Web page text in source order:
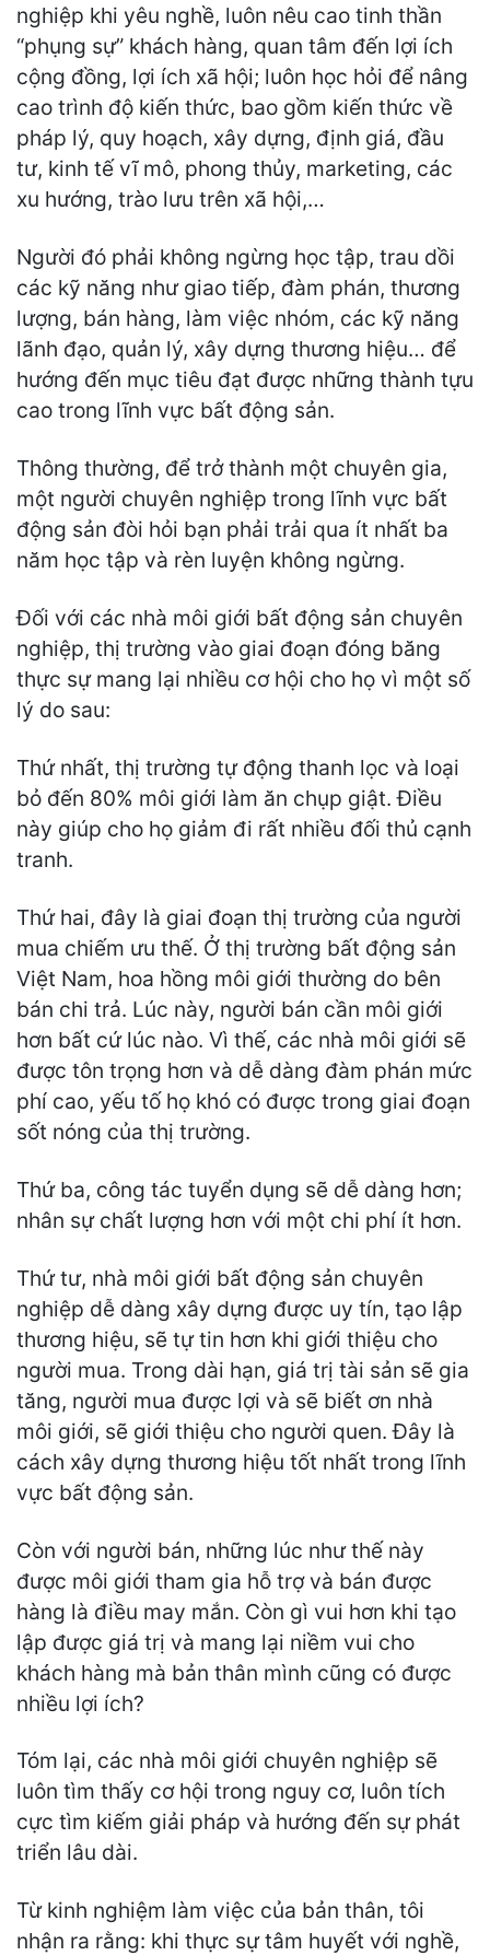
nghiệp khi yêu nghề, luôn nêu cao tinh thần
“phụng sự” khách hàng, quan tâm đến lợi ích
cộng đồng, lợi ích xã hội; luôn học hỏi để nâng
cao trình độ kiến thức, bao gồm kiến thức về
pháp lý, quy hoạch, xây dựng, định giá, đầu
tư, kinh tế vĩ mô, phong thủy, marketing, các
xu hướng, trào lưu trên xã hội,…
Người đó phải không ngừng học tập, trau dồi
các kỹ năng như giao tiếp, đàm phán, thương
lượng, bán hàng, làm việc nhóm, các kỹ năng
lãnh đạo, quản lý, xây dựng thương hiệu… để
hướng đến mục tiêu đạt được những thành tựu
cao trong lĩnh vực bất động sản.
Thông thường, để trở thành một chuyên gia,
một người chuyên nghiệp trong lĩnh vực bất
động sản đòi hỏi bạn phải trải qua ít nhất ba
năm học tập và rèn luyện không ngừng.
Đối với các nhà môi giới bất động sản chuyên
nghiệp, thị trường vào giai đoạn đóng băng
thực sự mang lại nhiều cơ hội cho họ vì một số
lý do sau:
Thứ nhất, thị trường tự động thanh lọc và loại
bỏ đến 80% môi giới làm ăn chụp giật. Điều
này giúp cho họ giảm đi rất nhiều đối thủ cạnh
tranh.
Thứ hai, đây là giai đoạn thị trường của người
mua chiếm ưu thế. Ở thị trường bất động sản
Việt Nam, hoa hồng môi giới thường do bên
bán chi trả. Lúc này, người bán cần môi giới
hơn bất cứ lúc nào. Vì thế, các nhà môi giới sẽ
được tôn trọng hơn và dễ dàng đàm phán mức
phí cao, yếu tố họ khó có được trong giai đoạn
sốt nóng của thị trường.
Thứ ba, công tác tuyển dụng sẽ dễ dàng hơn;
nhân sự chất lượng hơn với một chi phí ít hơn.
Thứ tư, nhà môi giới bất động sản chuyên
nghiệp dễ dàng xây dựng được uy tín, tạo lập
thương hiệu, sẽ tự tin hơn khi giới thiệu cho
người mua. Trong dài hạn, giá trị tài sản sẽ gia
tăng, người mua được lợi và sẽ biết ơn nhà
môi giới, sẽ giới thiệu cho người quen. Đây là
cách xây dựng thương hiệu tốt nhất trong lĩnh
vực bất động sản.
Còn với người bán, những lúc như thế này
được môi giới tham gia hỗ trợ và bán được
hàng là điều may mắn. Còn gì vui hơn khi tạo
lập được giá trị và mang lại niềm vui cho
khách hàng mà bản thân mình cũng có được
nhiều lợi ích?
Tóm lại, các nhà môi giới chuyên nghiệp sẽ
luôn tìm thấy cơ hội trong nguy cơ, luôn tích
cực tìm kiếm giải pháp và hướng đến sự phát
triển lâu dài.
Từ kinh nghiệm làm việc của bản thân, tôi
nhận ra rằng: khi thực sự tâm huyết với nghề,